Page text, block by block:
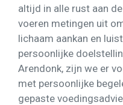
altijd in alle rust aan
voeren metingen uit
lichaam aankan en
persoonlijke
Arendonk, zijn we er
met persoonlijke
gepaste